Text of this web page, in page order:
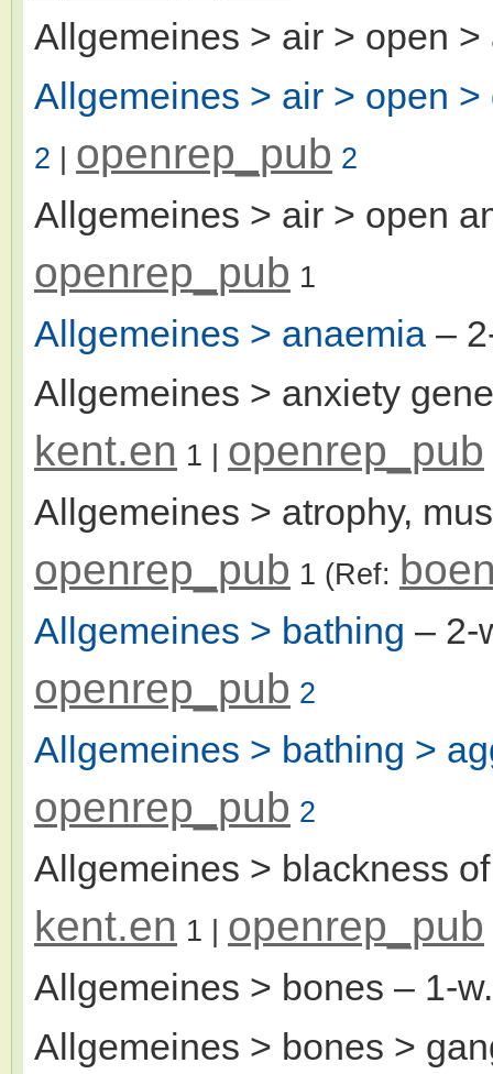
Allgemeines > air > open >
Allgemeines > air > open >
2 | openrep_pub 2
Allgemeines > air > open
openrep_pub 1
Allgemeines > anaemia –
Allgemeines > anxiety
kent.en 1 | openrep_pub
Allgemeines > atrophy,
openrep_pub 1 (Ref:
Allgemeines > bathing –
openrep_pub 2
Allgemeines > bathing >
openrep_pub 2
Allgemeines > blackness
kent.en 1 | openrep_pub
Allgemeines > bones – 1-
Allgemeines > bones >